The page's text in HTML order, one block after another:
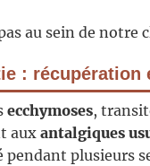
au sein de notre
: récupération
ecchymoses,
auxantalgiques
plusieurs